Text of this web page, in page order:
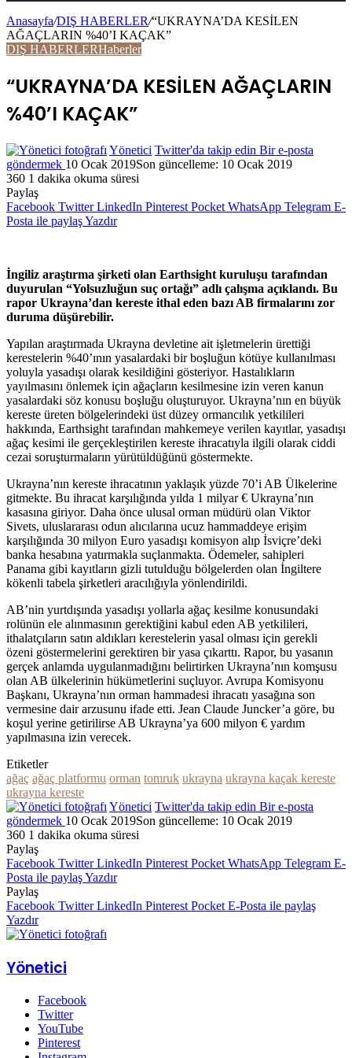
Anasayfa/DIŞ HABERLER/“UKRAYNA’DA KESİLEN
AĞAÇLARIN %40’I KAÇAK”
DIŞ HABERLERHaberler
“UKRAYNA’DA KESİLEN AĞAÇLARIN
%40’I KAÇAK”
Yönetici Twitter'da takip edin Bir e-posta
göndermek 10 Ocak 2019Son güncelleme: 10 Ocak 2019
360 1 dakika okuma süresi
Paylaş
Facebook Twitter LinkedIn Pinterest Pocket WhatsApp Telegram E-
Posta ile paylaşYazdır
İngiliz araştırma şirketi olan Earthsight kuruluşu tarafından
duyurulan “Yolsuzluğun suç ortağı” adlı çalışma açıklandı. Bu
rapor Ukrayna’dan kereste ithal eden bazı AB firmalarını zor
duruma düşürebilir.
Yapılan araştırmada Ukrayna devletine ait işletmelerin ürettiği
kerestelerin %40’ının yasalardaki bir boşluğun kötüye kullanılması
yoluyla yasadışı olarak kesildiğini gösteriyor. Hastalıkların
yayılmasını önlemek için ağaçların kesilmesine izin veren kanun
yasalardaki söz konusu boşluğu oluşturuyor. Ukrayna’nın en büyük
kereste üreten bölgelerindeki üst düzey ormancılık yetkilileri
hakkında, Earthsight tarafından mahkemeye verilen kayıtlar, yasadışı
ağaç kesimi ile gerçekleştirilen kereste ihracatıyla ilgili olarak ciddi
cezai soruşturmaların yürütüldüğünü göstermekte.
Ukrayna’nın kereste ihracatının yaklaşık yüzde 70’i AB Ülkelerine
gitmekte. Bu ihracat karşılığında yılda 1 milyar € Ukrayna’nın
kasasına giriyor. Daha önce ulusal orman müdürü olan Viktor
Sivets, uluslararası odun alıcılarına ucuz hammaddeye erişim
karşılığında 30 milyon Euro yasadışı komisyon alıp İsviçre’deki
banka hesabına yatırmakla suçlanmakta. Ödemeler, sahipleri
Panama gibi kayıtların gizli tutulduğu bölgelerden olan İngiltere
kökenli tabela şirketleri aracılığıyla yönlendirildi.
AB’nin yurtdışında yasadışı yollarla ağaç kesilme konusundaki
rolünün ele alınmasının gerektiğini kabul eden AB yetkilileri,
ithalatçıların satın aldıkları kerestelerin yasal olması için gerekli
özeni göstermelerini gerektiren bir yasa çıkarttı. Rapor, bu yasanın
gerçek anlamda uygulanmadığını belirtirken Ukrayna’nın komşusu
olan AB ülkelerinin hükümetlerini suçluyor. Avrupa Komisyonu
Başkanı, Ukrayna’nın orman hammadesi ihracatı yasağına son
vermesine dair arzusunu ifade etti. Jean Claude Juncker’a göre, bu
koşul yerine getirilirse AB Ukrayna’ya 600 milyon € yardım
yapılmasına izin verecek.
Etiketler
ağaç ağaç platformu orman tomruk ukrayna ukrayna kaçak kereste
ukrayna kereste
Yönetici Twitter'da takip edin Bir e-posta
göndermek 10 Ocak 2019Son güncelleme: 10 Ocak 2019
360 1 dakika okuma süresi
Paylaş
Facebook Twitter LinkedIn Pinterest Pocket WhatsApp Telegram E-
Posta ile paylaşYazdır
Paylaş
Facebook Twitter LinkedIn Pinterest Pocket E-Posta ile paylaş
Yazdır
Yönetici
Facebook
Twitter
YouTube
Pinterest